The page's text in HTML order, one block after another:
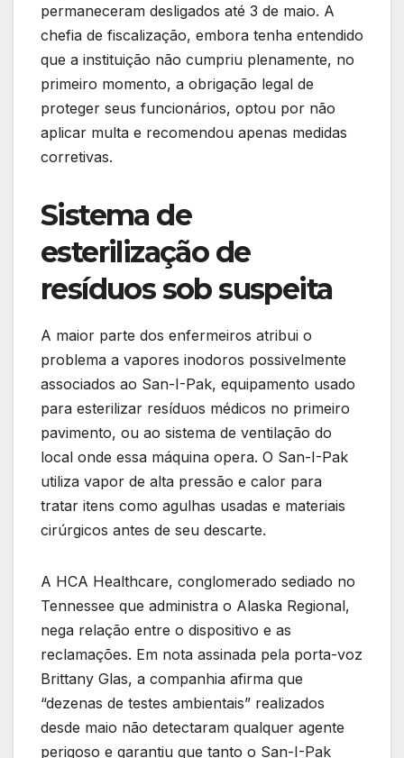
permaneceram desligados até 3 de maio. A
chefia de fiscalização, embora tenha entendido
que a instituição não cumpriu plenamente, no
primeiro momento, a obrigação legal de
proteger seus funcionários, optou por não
aplicar multa e recomendou apenas medidas
corretivas.
Sistema de
esterilização de
resíduos sob suspeita
A maior parte dos enfermeiros atribui o
problema a vapores inodoros possivelmente
associados ao San-I-Pak, equipamento usado
para esterilizar resíduos médicos no primeiro
pavimento, ou ao sistema de ventilação do
local onde essa máquina opera. O San-I-Pak
utiliza vapor de alta pressão e calor para
tratar itens como agulhas usadas e materiais
cirúrgicos antes de seu descarte.
A HCA Healthcare, conglomerado sediado no
Tennessee que administra o Alaska Regional,
nega relação entre o dispositivo e as
reclamações. Em nota assinada pela porta-voz
Brittany Glas, a companhia afirma que
“dezenas de testes ambientais” realizados
desde maio não detectaram qualquer agente
perigoso e garantiu que tanto o San-I-Pak